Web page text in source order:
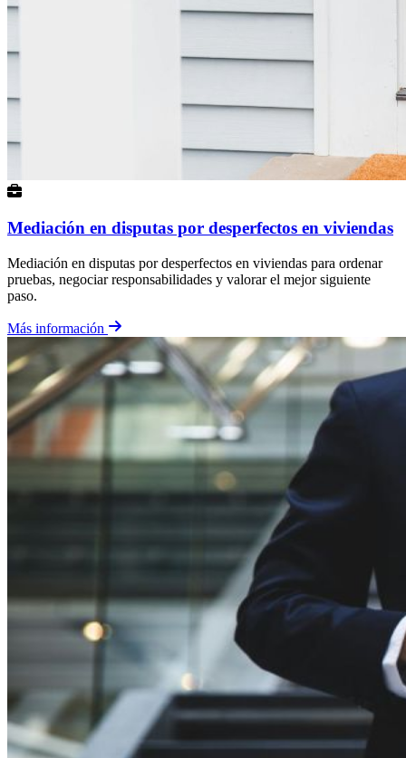
Mediación en disputas por desperfectos en viviendas
Mediación en disputas por desperfectos en viviendas para ordenar
pruebas, negociar responsabilidades y valorar el mejor siguiente
paso.
Más información